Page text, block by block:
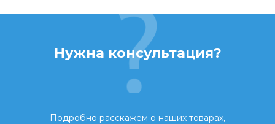
Нужна консультация?
Подробно расскажем о наших товарах,